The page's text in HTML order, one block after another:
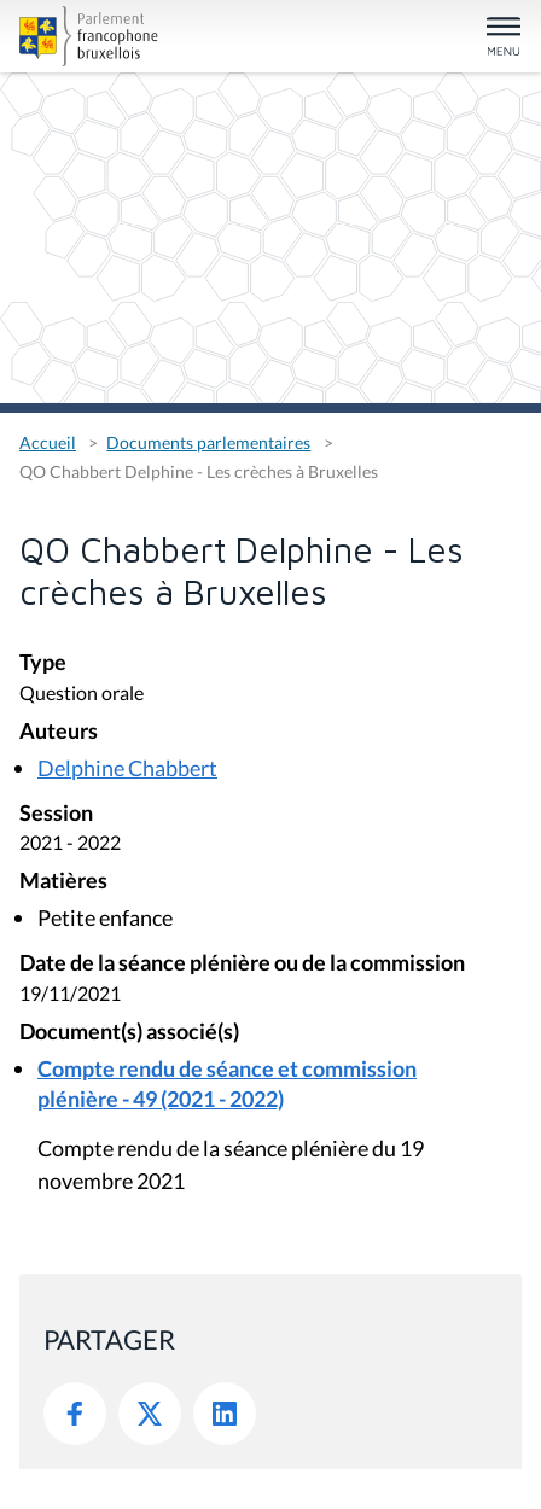
Accueil
Documents parlementaires
QO Chabbert Delphine - Les crèches à Bruxelles
QO Chabbert Delphine - Les
crèches à Bruxelles
Type
Question orale
Auteurs
Delphine Chabbert
Session
2021 - 2022
Matières
Petite enfance
Date de la séance plénière ou de la commission
19/11/2021
Document(s) associé(s)
Compte rendu de séance et commission
plénière - 49 (2021 - 2022)
Compte rendu de la séance plénière du 19
novembre 2021
PARTAGER